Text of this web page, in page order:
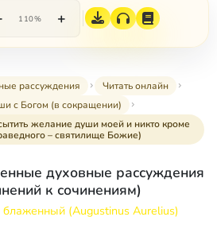
110% +
рассуждения
Читать онлайн
с Богом (в сокращении)
желание души моей и никто кроме
– святилище Божие)
духовные рассуждения
к сочинениям)
блаженный (Augustinus Aurelius)